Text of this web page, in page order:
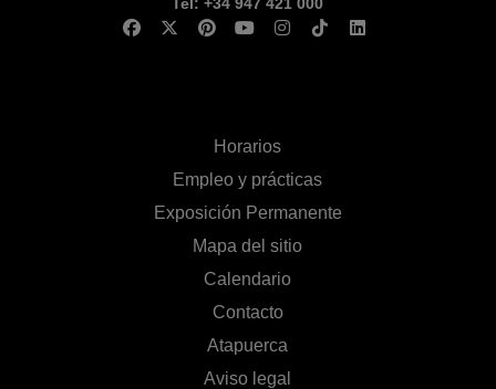
Horarios
Empleo y prácticas
Exposición Permanente
Mapa del sitio
Calendario
Contacto
Atapuerca
Aviso legal